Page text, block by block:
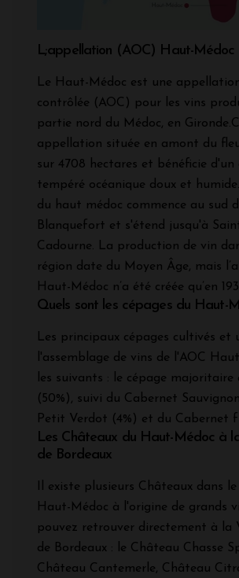
L;appellation (AOC) Haut-Médoc
Le Haut-Médoc est une
contrôlée (AOC) pour les vins
partie nord du Médoc, en
appellation située en amont du
sur 4708 hectares et bénéficie d'un
tempéré océanique doux et
du haut médoc commence au sud
Blanquefort et s'étend jusqu'à
Cadourne. La production de vin
région date du Moyen Âge, mais
Haut-Médoc n’a été créée qu’en
Quels sont les cépages du Haut-
Les principaux cépages cultivés et
l'assemblage de vins de l'AOC
les suivants : le cépage
(50%), suivi du Cabernet
Petit Verdot (4%) et du Cabernet
Les Châteaux du Haut-Médoc à
de Bordeaux
Il existe plusieurs Châteaux dans
Haut-Médoc à l'origine de grands
pouvez retrouver directement à la
de Bordeaux : le Château Chasse
Château Cantemerle, Château